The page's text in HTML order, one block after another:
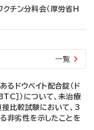
チン分科会（厚労省H
一覧
るドウベイト配合錠（ド
］）について、未治療
比較試験において、3
劣性を示したことを